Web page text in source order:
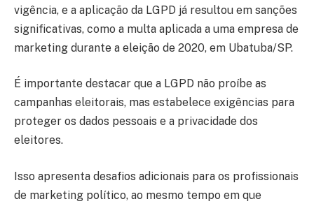
vigência, e a aplicação da LGPD já resultou em sanções
significativas, como a multa aplicada a uma empresa de
marketing durante a eleição de 2020, em Ubatuba/SP.
É importante destacar que a LGPD não proíbe as
campanhas eleitorais, mas estabelece exigências para
proteger os dados pessoais e a privacidade dos
eleitores.
Isso apresenta desafios adicionais para os profissionais
de marketing político, ao mesmo tempo em que